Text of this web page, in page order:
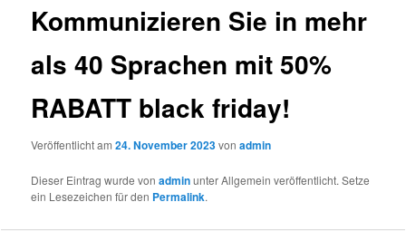
Kommunizieren Sie in mehr
als 40 Sprachen mit 50%
RABATT black friday!
Veröffentlicht am24. November 2023vonadmin
Dieser Eintrag wurde vonadminunter Allgemein veröffentlicht. Setze
ein Lesezeichen für den Permalink.